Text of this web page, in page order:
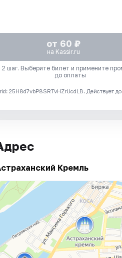
от 60 ₽
на Kassir.ru
2 шаг. Выберите билет и примените
до оплаты
Действует
Кремль